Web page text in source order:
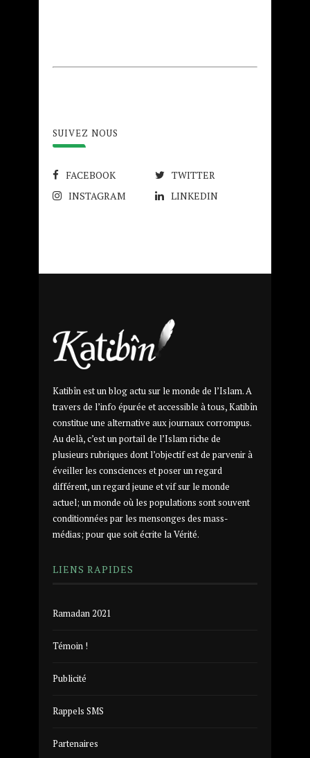
SUIVEZ NOUS
FACEBOOK
TWITTER
INSTAGRAM
LINKEDIN
Katibîn est un blog actu sur le monde de l’Islam. A
travers de l’info épurée et accessible à tous, Katibîn
constitue une alternative aux journaux corrompus.
Au delà, c’est un portail de l’Islam riche de
plusieurs rubriques dont l’objectif est de parvenir à
éveiller les consciences et poser un regard
différent, un regard jeune et vif sur le monde
actuel; un monde où les populations sont souvent
conditionnées par les mensonges des mass-
médias; pour que soit écrite la Vérité.
LIENS RAPIDES
Ramadan 2021
Témoin !
Publicité
Rappels SMS
Partenaires